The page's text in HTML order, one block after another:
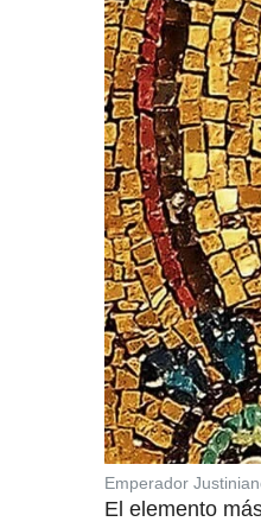
Emperador
El elemento